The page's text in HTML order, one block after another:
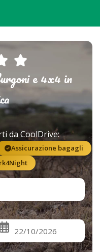
e 4x4 in
da CoolDrive:
Assicurazione bagagli